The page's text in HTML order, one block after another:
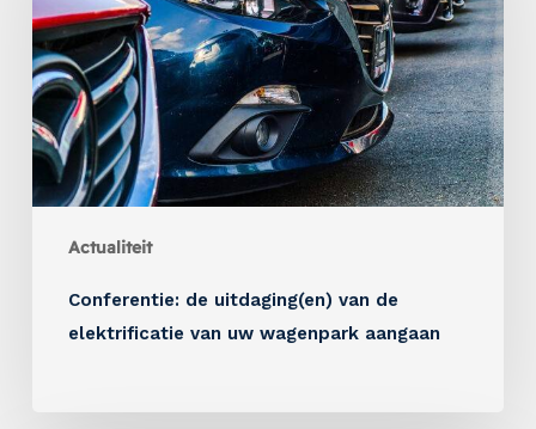
Actualiteit
Conferentie: de uitdaging(en) van de
elektrificatie van uw wagenpark aangaan